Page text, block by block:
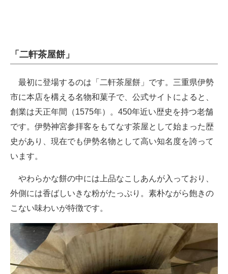
「二軒茶屋餅」
最初に登場するのは「二軒茶屋餅」です。三重県伊勢
市に本店を構える名物和菓子で、公式サイトによると、
創業は天正年間（1575年）。450年近い歴史を持つ老舗
です。伊勢神宮参拝客をもてなす茶屋として始まった歴
史があり、現在でも伊勢名物として高い知名度を誇って
います。
やわらかな餅の中には上品なこしあんが入っており、
外側には香ばしいきな粉がたっぷり。素朴ながら飽きの
こない味わいが特徴です。